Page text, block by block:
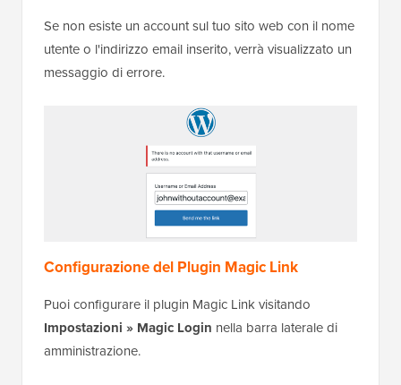
Se non esiste un account sul tuo sito web con il nome
utente o l'indirizzo email inserito, verrà visualizzato un
messaggio di errore.
Configurazione del Plugin Magic Link
Puoi configurare il plugin Magic Link visitando
Impostazioni » Magic Login nella barra laterale di
amministrazione.